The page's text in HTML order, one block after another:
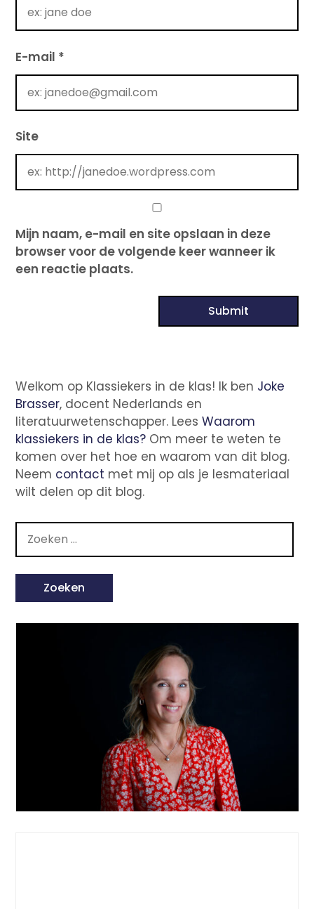
E-mail *
Site
Mijn naam, e-mail en site opslaan in deze
browser voor de volgende keer wanneer ik
een reactie plaats.
Welkom op Klassiekers in de klas! Ik ben Joke
Brasser, docent Nederlands en
literatuurwetenschapper. LeesWaarom
klassiekers in de klas? Om meer te weten te
komen over het hoe en waarom van dit blog.
Neem contact met mij op als je lesmateriaal
wilt delen op dit blog.
naar: